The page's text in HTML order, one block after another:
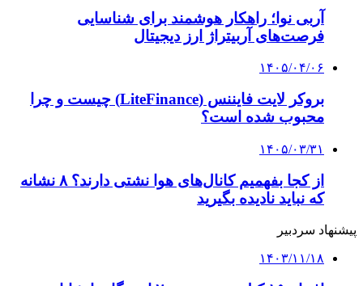
استودیو همشهری در کاخ جشنواره فیلم فجر
۱۴۰۳/۱۱/۱۶
ویدئوی تبلیغاتی یک رستوران خیانت مرد را برملا
کرد | مرد ۴۲ ساله به دنبال دریافت خسارت است
۱۴۰۳/۱۱/۱۴
مصوبه صدور گواهینامه موتورسیکلت برای بانوان
ابلاغ رسمی شد + عکس
کلیه حقوق متعلق به راهیان اقتصادی می باشد
دکمه بازگشت به بالا